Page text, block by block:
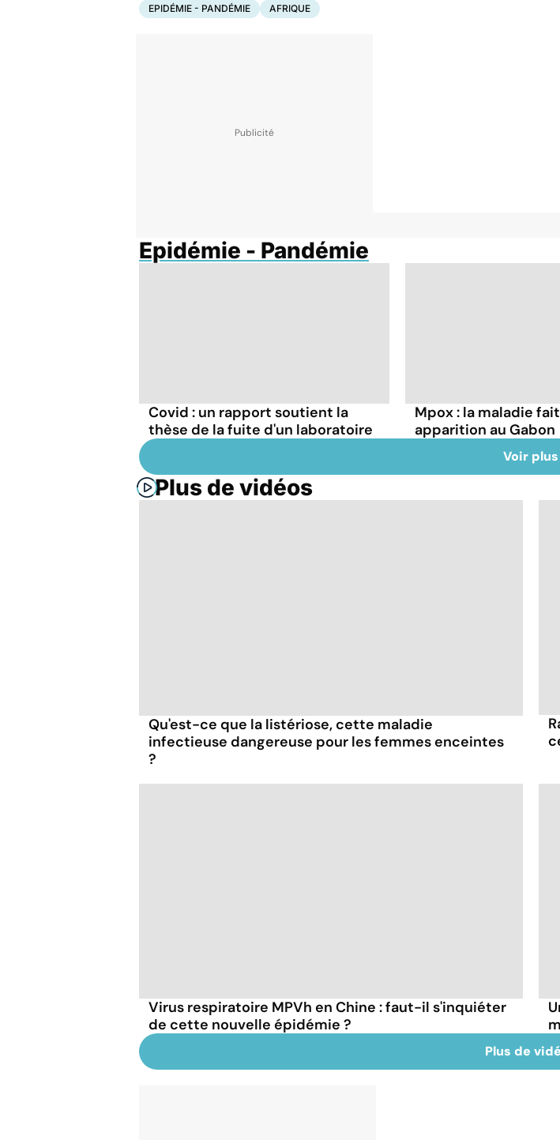
EPIDÉMIE - PANDÉMIE AFRIQUE
Epidémie - Pandémie
Covid : un rapport soutient la
thèse de la fuite d'un laboratoire
Mpox : la maladie
apparition au Gabon
Voir plus
Plus de vidéos
Qu'est-ce que la listériose, cette maladie
infectieuse dangereuse pour les femmes enceintes
?
Virus respiratoire MPVh en Chine : faut-il s'inquiéter
de cette nouvelle épidémie ?
Plus de